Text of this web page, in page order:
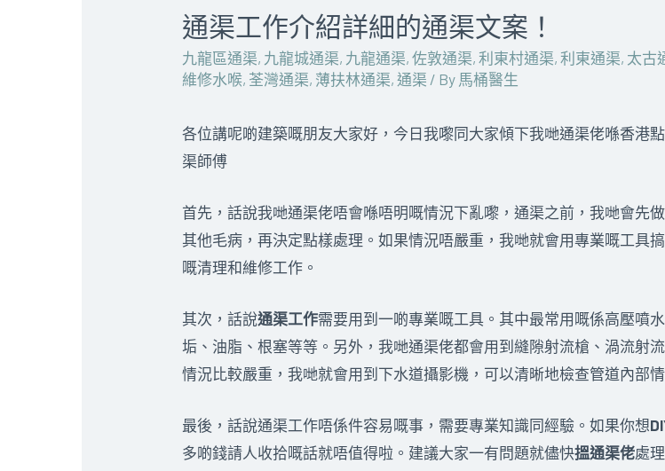
通渠工作介紹詳細的通渠文案！
九龍區通渠, 九龍城通渠, 九龍通渠,佐敦通渠, 利東村通渠, 利東通渠, 太古
維修水喉, 荃灣通渠, 薄扶林通渠,通渠 / By 馬桶醫生
各位講呢啲建築嘅朋友大家好，今日我嚟同大家傾下我哋通渠佬喺香港
渠師傅
首先，話說我哋通渠佬唔會喺唔明嘅情況下亂嚟，通渠之前，我哋會先
其他毛病，再決定點樣處理。如果情況唔嚴重，我哋就會用專業嘅工具
嘅清理和維修工作。
其次，話說通渠工作需要用到一啲專業嘅工具。其中最常用嘅係高壓噴水
垢、油脂、根塞等等。另外，我哋通渠佬都會用到縫隙射流槍、渦流射
情況比較嚴重，我哋就會用到下水道攝影機，可以清晰地檢查管道內部
最後，話說通渠工作唔係件容易嘅事，需要專業知識同經驗。如果你想
多啲錢請人收拾嘅話就唔值得啦。建議大家一有問題就儘快搵通渠佬處